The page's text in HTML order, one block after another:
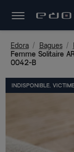
Edora Bagues
Femme Solitaire
0042-B
INDISPONIBLE,